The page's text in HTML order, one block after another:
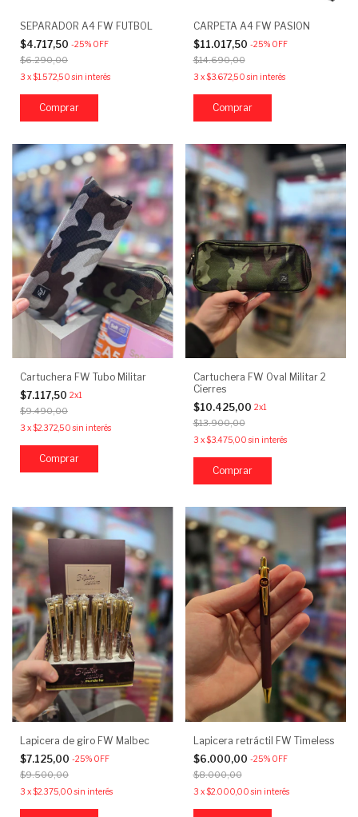
SEPARADOR A4 FW FUTBOL
$4.717,50 -25% OFF
$6.290,00
3 x$1.572,50 sin interés
CARPETA A4 FW PASION
$11.017,50 -25% OFF
$14.690,00
3 x$3.672,50 sin interés
Comprar
Cartuchera FW Tubo Militar
$7.117,50 2x1
$9.490,00
3 x$2.372,50 sin interés
Cartuchera FW Oval Militar 2
Cierres
$10.425,00 2x1
$13.900,00
3 x$3.475,00 sin interés
Lapicera de giro FW Malbec
$7.125,00 -25% OFF
$9.500,00
3 x$2.375,00 sin interés
Lapicera retráctil FW Timeless
$6.000,00 -25% OFF
$8.000,00
3 x$2.000,00 sin interés